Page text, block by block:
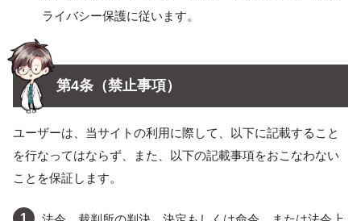
ライバシー保護に従います。
第4条（禁止事項）
ユーザーは、当サイトの利用に際して、以下に記載すること
を行なってはならず、また、以下の記載事項をおこなわない
ことを保証します。